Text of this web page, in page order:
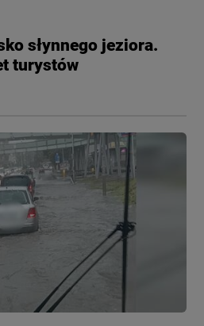
słynnego jeziora.
turystów